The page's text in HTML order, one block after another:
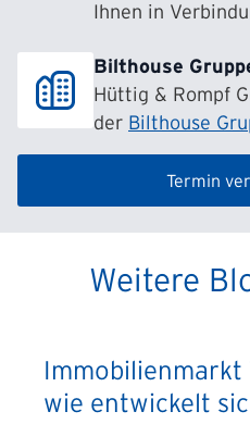
Ihnen in
Bilthouse
Hüttig & Rompf
der Bilthouse
Termin
Weitere
Immobilienmarkt
wie entwickelt